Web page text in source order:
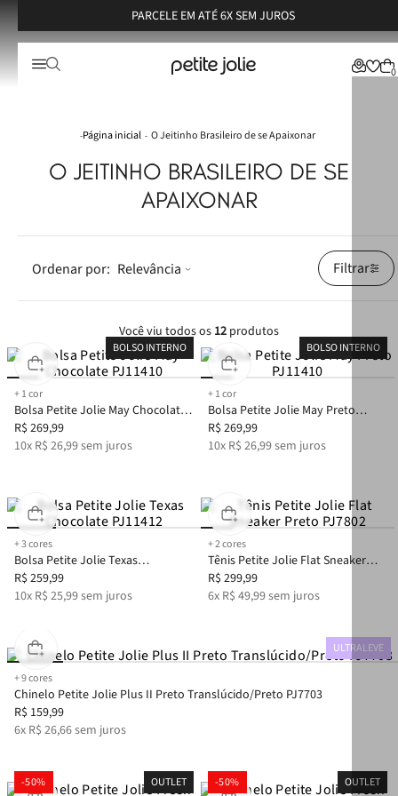
PARCELE EM ATÉ 6X SEM JUROS
0
O Jeitinho Brasileiro de se Apaixonar
O JEITINHO BRASILEIRO DE SE
APAIXONAR
Relevância Filtrar
Você viu todos os 12 produtos
+1cor
Bolsa Petite Jolie May Chocolate
PJ11410
R$ 269,99
10x R$ 26,99sem juros
BOLSO INTERNO
+1cor
Bolsa Petite Jolie May Preto
PJ11410
R$ 269,99
10x R$ 26,99sem juros
BOLSO INTERNO
+3cores
Bolsa Petite Jolie Texas
Chocolate PJ11412
R$ 259,99
10x R$ 25,99sem juros
+2cores
Tênis Petite Jolie Flat Sneaker
Preto PJ7802
R$ 299,99
6x R$ 49,99sem juros
+9cores
Chinelo Petite Jolie Plus II Preto Translúcido/Preto PJ7703
R$ 159,99
6x R$ 26,66sem juros
ULTRALEVE
-50% OUTLET -50% OUTLET